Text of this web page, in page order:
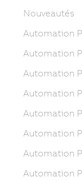
Nouveautés
Automation
Automation
Automation
Automation
Automation
Automation
Automation
Automation